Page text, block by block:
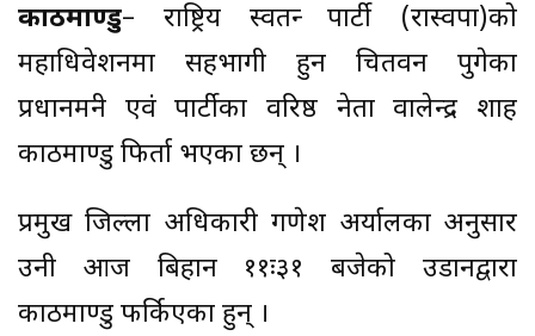
काठमाण्डु– राष्ट्रिय स्वतन्त्र पार्टी (रास्वपा)को
महाधिवेशनमा सहभागी हुन चितवन पुगेका
प्रधानमन्त्री एवं पार्टीका वरिष्ठ नेता वालेन्द्र शाह
काठमाण्डु फिर्ता भएका छन् ।
प्रमुख जिल्ला अधिकारी गणेश अर्यालका अनुसार
उनी आज बिहान ११ः३१ बजेको उडानद्वारा
काठमाण्डु फर्किएका हुन् ।